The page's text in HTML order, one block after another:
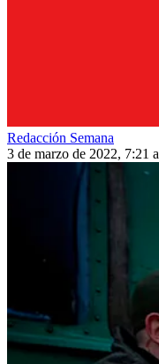
Redacción Semana
3 de marzo de 2022, 7:21